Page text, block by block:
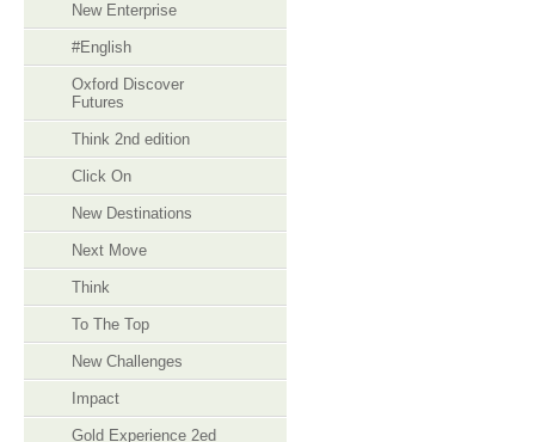
New Enterprise
#English
Oxford Discover
Futures
Think 2nd edition
Click On
New Destinations
Next Move
Think
To The Top
New Challenges
Impact
Gold Experience 2ed